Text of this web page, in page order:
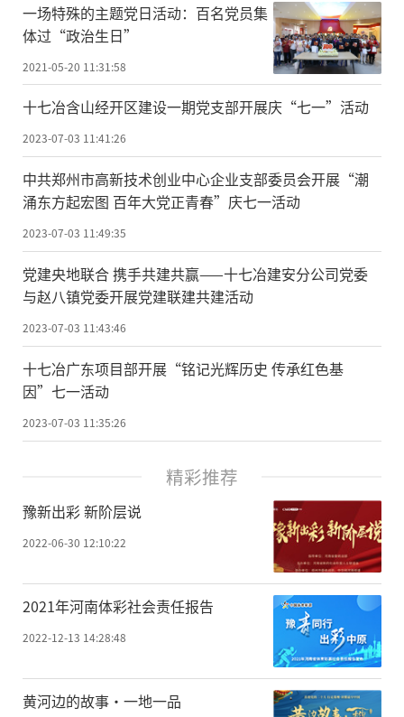
一场特殊的主题党日活动：百名党员集
体过“政治生日”
2021-05-20 11:31:58
十七冶含山经开区建设一期党支部开展庆“七一”活动
2023-07-03 11:41:26
中共郑州市高新技术创业中心企业支部委员会开展“潮
涌东方起宏图 百年大党正青春”庆七一活动
2023-07-03 11:49:35
党建央地联合 携手共建共赢——十七冶建安分公司党委
与赵八镇党委开展党建联建共建活动
2023-07-03 11:43:46
十七冶广东项目部开展“铭记光辉历史 传承红色基
因”七一活动
2023-07-03 11:35:26
精彩推荐
豫新出彩 新阶层说
2022-06-30 12:10:22
2021年河南体彩社会责任报告
2022-12-13 14:28:48
黄河边的故事·一地一品